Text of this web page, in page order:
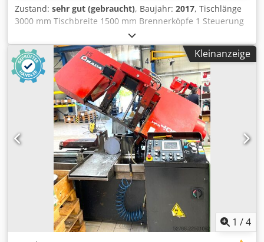
Zustand: sehr gut (gebraucht), Baujahr: 2017, Tischlänge
3000 mm Tischbreite 1500 mm Brennerköpfe 1 Steuerung
FANUC AF3500i-C Gesamtleistungsbedarf 3,5 kW
Maschinengewicht ca. 12,5 t Raumbedarf ca. 12300 x 6000
x 2200 m Modell: Amada LCG3015 3.5kw Laserresonator:
AF3500i-C Palettenwechsler: LST 3015 G-Serie Gesteuerte
Achsen: X, Y, Z-Achsen (drei Achsen gleichzeitig gesteuert)
Achsenverfahrweg: 3070 x 1550 x 100mm (Z-Achse) Max.
Materialdicke 20mm Baustahl 10 mm Edelstahl 8 mm
Aluminium (A5052) Max. Verarbeitungsabmessungen:
3070mm x 1550mm Maximale gleichzeitige
Vorschubgeschwindigkeit: X/Y, 170m/min Positionier-
Genauigkeit: +/- 0,01mm Maximale Materialmasse: 920 kg
Nennleistung: 3500W Höhe der Bearbeitungsfläche: 840
mm Breite der Maschine 2840mm Höhe der Maschine
2166 mm Gewicht der Maschine 8.200 kg Dcsdpfevwgu Djx
Kleinanzeige
1 /4